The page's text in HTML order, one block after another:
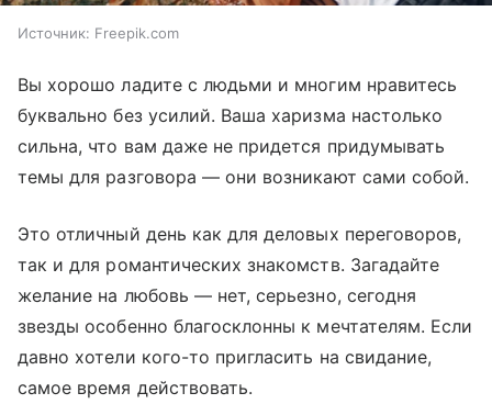
Источник: Freepik.com
Вы хорошо ладите с людьми и многим нравитесь
буквально без усилий. Ваша харизма настолько
сильна, что вам даже не придется придумывать
темы для разговора — они возникают сами собой.
Это отличный день как для деловых переговоров,
так и для романтических знакомств. Загадайте
желание на любовь — нет, серьезно, сегодня
звезды особенно благосклонны к мечтателям. Если
давно хотели кого-то пригласить на свидание,
самое время действовать.